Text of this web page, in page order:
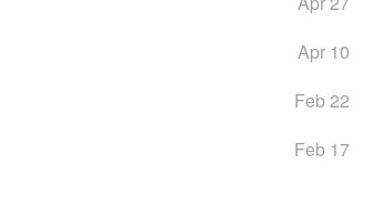
Apr 10
Feb 22
Feb 17